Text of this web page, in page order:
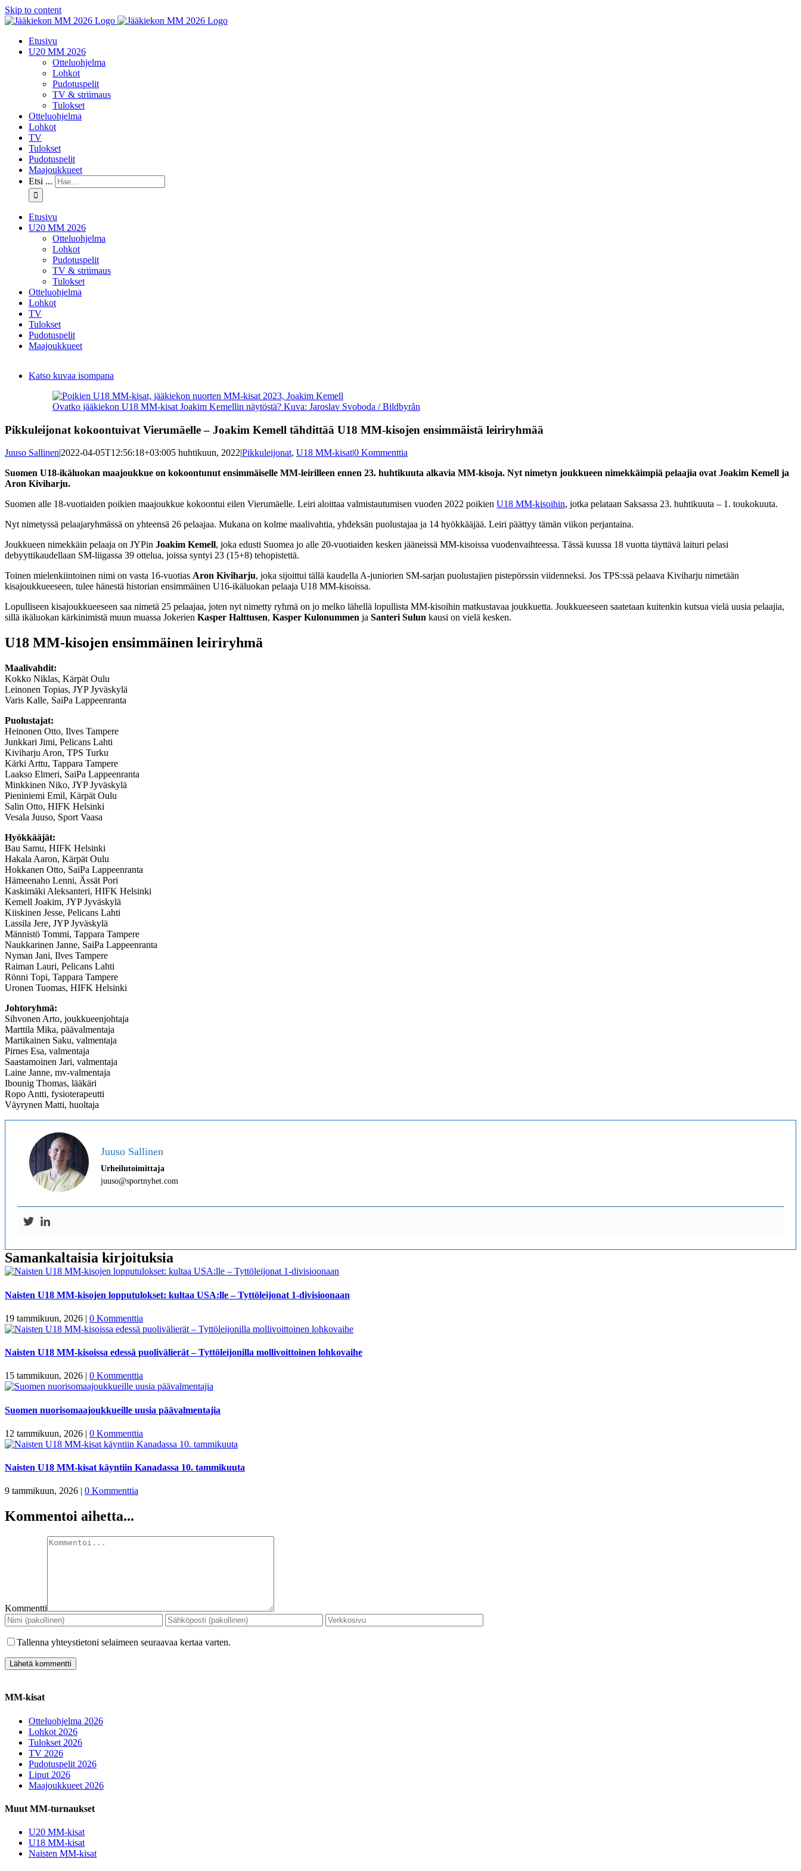
Skip to content
Etusivu
U20 MM 2026
Otteluohjelma
Lohkot
Pudotuspelit
TV & striimaus
Tulokset
Otteluohjelma
Lohkot
TV
Tulokset
Pudotuspelit
Maajoukkueet
Etsi ...
Etusivu
U20 MM 2026
Otteluohjelma
Lohkot
Pudotuspelit
TV & striimaus
Tulokset
Otteluohjelma
Lohkot
TV
Tulokset
Pudotuspelit
Maajoukkueet
Katso kuvaa isompana
Ovatko jääkiekon U18 MM-kisat Joakim Kemellin näytöstä? Kuva: Jaroslav Svoboda / Bildbyrån
Pikkuleijonat kokoontuivat Vierumäelle – Joakim Kemell tähdittää U18 MM-kisojen ensimmäistä leiriryhmää
Juuso Sallinen|2022-04-05T12:56:18+03:005 huhtikuun, 2022|Pikkuleijonat, U18 MM-kisat|0 Kommenttia
Suomen U18-ikäluokan maajoukkue on kokoontunut ensimmäiselle MM-leirilleen ennen 23. huhtikuuta alkavia MM-kisoja. Nyt nimetyn joukkueen nimekkäimpiä pelaajia ovat Joakim Kemell ja
Aron Kiviharju.
Suomen alle 18-vuotiaiden poikien maajoukkue kokoontui eilen Vierumäelle. Leiri aloittaa valmistautumisen vuoden 2022 poikien U18 MM-kisoihin, jotka pelataan Saksassa 23. huhtikuuta – 1. toukokuuta.
Nyt nimetyssä pelaajaryhmässä on yhteensä 26 pelaajaa. Mukana on kolme maalivahtia, yhdeksän puolustajaa ja 14 hyökkääjää. Leiri päättyy tämän viikon perjantaina.
Joukkueen nimekkäin pelaaja on JYPin Joakim Kemell, joka edusti Suomea jo alle 20-vuotiaiden kesken jääneissä MM-kisoissa vuodenvaihteessa. Tässä kuussa 18 vuotta täyttävä laituri pelasi
debyyttikaudellaan SM-liigassa 39 ottelua, joissa syntyi 23 (15+8) tehopistettä.
Toinen mielenkiintoinen nimi on vasta 16-vuotias Aron Kiviharju, joka sijoittui tällä kaudella A-juniorien SM-sarjan puolustajien pistepörssin viidenneksi. Jos TPS:ssä pelaava Kiviharju nimetään
kisajoukkueeseen, tulee hänestä historian ensimmäinen U16-ikäluokan pelaaja U18 MM-kisoissa.
Lopulliseen kisajoukkueeseen saa nimetä 25 pelaajaa, joten nyt nimetty ryhmä on jo melko lähellä lopullista MM-kisoihin matkustavaa joukkuetta. Joukkueeseen saatetaan kuitenkin kutsua vielä uusia pelaajia,
sillä ikäluokan kärkinimistä muun muassa Jokerien Kasper Halttusen, Kasper Kulonummen ja Santeri Sulun kausi on vielä kesken.
U18 MM-kisojen ensimmäinen leiriryhmä
Maalivahdit:
Kokko Niklas, Kärpät Oulu
Leinonen Topias, JYP Jyväskylä
Varis Kalle, SaiPa Lappeenranta
Puolustajat:
Heinonen Otto, Ilves Tampere
Junkkari Jimi, Pelicans Lahti
Kiviharju Aron, TPS Turku
Kärki Arttu, Tappara Tampere
Laakso Elmeri, SaiPa Lappeenranta
Minkkinen Niko, JYP Jyväskylä
Pieniniemi Emil, Kärpät Oulu
Salin Otto, HIFK Helsinki
Vesala Juuso, Sport Vaasa
Hyökkääjät:
Bau Samu, HIFK Helsinki
Hakala Aaron, Kärpät Oulu
Hokkanen Otto, SaiPa Lappeenranta
Hämeenaho Lenni, Ässät Pori
Kaskimäki Aleksanteri, HIFK Helsinki
Kemell Joakim, JYP Jyväskylä
Kiiskinen Jesse, Pelicans Lahti
Lassila Jere, JYP Jyväskylä
Männistö Tommi, Tappara Tampere
Naukkarinen Janne, SaiPa Lappeenranta
Nyman Jani, Ilves Tampere
Raiman Lauri, Pelicans Lahti
Rönni Topi, Tappara Tampere
Uronen Tuomas, HIFK Helsinki
Johtoryhmä:
Sihvonen Arto, joukkueenjohtaja
Marttila Mika, päävalmentaja
Martikainen Saku, valmentaja
Pirnes Esa, valmentaja
Saastamoinen Jari, valmentaja
Laine Janne, mv-valmentaja
Ibounig Thomas, lääkäri
Ropo Antti, fysioterapeutti
Väyrynen Matti, huoltaja
Juuso Sallinen
Urheilutoimittaja
juuso@sportnyhet.com
Samankaltaisia kirjoituksia
Naisten U18 MM-kisojen lopputulokset: kultaa USA:lle – Tyttöleijonat 1-divisioonaan
19 tammikuun, 2026 | 0 Kommenttia
Naisten U18 MM-kisoissa edessä puolivälierät – Tyttöleijonilla mollivoittoinen lohkovaihe
15 tammikuun, 2026 | 0 Kommenttia
Suomen nuorisomaajoukkueille uusia päävalmentajia
12 tammikuun, 2026 | 0 Kommenttia
Naisten U18 MM-kisat käyntiin Kanadassa 10. tammikuuta
9 tammikuun, 2026 | 0 Kommenttia
Kommentoi aihetta...
Kommentti
Tallenna yhteystietoni selaimeen seuraavaa kertaa varten.
MM-kisat
Otteluohjelma 2026
Lohkot 2026
Tulokset 2026
TV 2026
Pudotuspelit 2026
Liput 2026
Maajoukkueet 2026
Muut MM-turnaukset
U20 MM-kisat
U18 MM-kisat
Naisten MM-kisat